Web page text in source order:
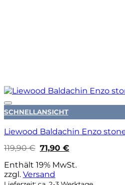
SCHNELLANSICHT
Liewood Baldachin Enzo
119,90€ Ursprünglicher
Preis
war:
119,90 €
71,90 €Aktueller
ist:
Enthält 19% MwSt.
zzgl. Versand